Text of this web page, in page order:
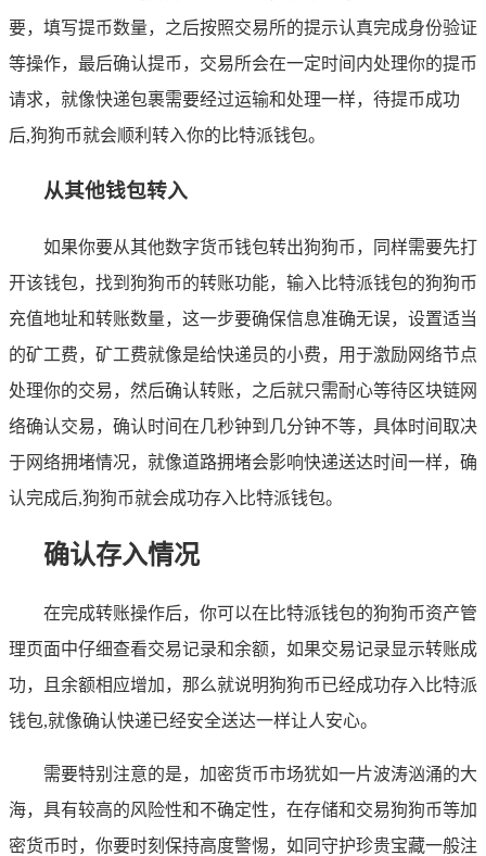
要，填写提币数量，之后按照交易所的提示认真完成身份验证
等操作，最后确认提币，交易所会在一定时间内处理你的提币
请求，就像快递包裹需要经过运输和处理一样，待提币成功
后,狗狗币就会顺利转入你的比特派钱包。
从其他钱包转入
如果你要从其他数字货币钱包转出狗狗币，同样需要先打
开该钱包，找到狗狗币的转账功能，输入比特派钱包的狗狗币
充值地址和转账数量，这一步要确保信息准确无误，设置适当
的矿工费，矿工费就像是给快递员的小费，用于激励网络节点
处理你的交易，然后确认转账，之后就只需耐心等待区块链网
络确认交易，确认时间在几秒钟到几分钟不等，具体时间取决
于网络拥堵情况，就像道路拥堵会影响快递送达时间一样，确
认完成后,狗狗币就会成功存入比特派钱包。
确认存入情况
在完成转账操作后，你可以在比特派钱包的狗狗币资产管
理页面中仔细查看交易记录和余额，如果交易记录显示转账成
功，且余额相应增加，那么就说明狗狗币已经成功存入比特派
钱包,就像确认快递已经安全送达一样让人安心。
需要特别注意的是，加密货币市场犹如一片波涛汹涌的大
海，具有较高的风险性和不确定性，在存储和交易狗狗币等加
密货币时，你要时刻保持高度警惕，如同守护珍贵宝藏一般注